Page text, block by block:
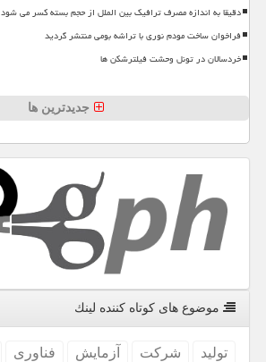
دقیقا به اندازه مصرف ترافیک بین الملل از حجم بسته کسر می شود
فراخوان ساخت مودم نوری با تراشه بومی منتشر گردید
خردسالان در تونل وحشت فیلترشکن ها
جدیدترین ها
موضوع های كوتاه كننده لینك
تولید شركت آزمایش فناوری